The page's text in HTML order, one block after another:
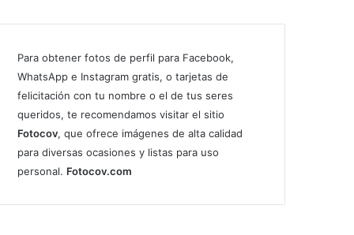
Para obtener fotos de perfil para Facebook,
WhatsApp e Instagram gratis, o tarjetas de
felicitación con tu nombre o el de tus seres
queridos, te recomendamos visitar el sitio
Fotocov, que ofrece imágenes de alta calidad
para diversas ocasiones y listas para uso
personal. Fotocov.com